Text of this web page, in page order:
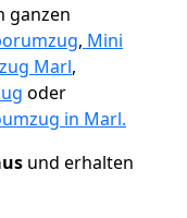
ganzen
, Mini
Marl,
oder
in Marl.
und erhalten